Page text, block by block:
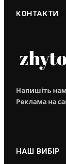
КОНТАКТИ
Напишіть
Реклама на
НАШ ВИБІР